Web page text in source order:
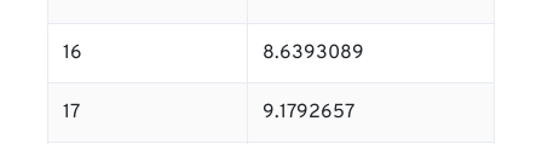
16 8.6393089
17 9.1792657